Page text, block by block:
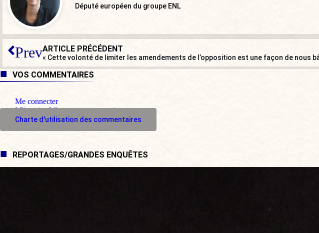
Député européen du groupe ENL
PrevARTICLE PRÉCÉDENT
VOS COMMENTAIRES
Me connecter
M'inscrire à l'espace commentaire
Charte d'utilisation des commentaires
REPORTAGES/GRANDES ENQUÊTES